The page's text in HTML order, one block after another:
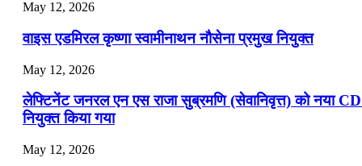
May 12, 2026
वाइस एडमिरल कृष्णा स्वामीनाथन नौसेना प्रमुख नियुक्त
May 12, 2026
लेफ्टिनेंट जनरल एन एस राजा सुब्रमणि (सेवानिवृत्त) को नया
नियुक्त किया गया
May 12, 2026